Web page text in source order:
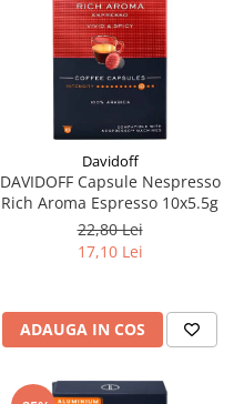
Davidoff
DAVIDOFF Capsule Nespresso
Rich Aroma Espresso 10x5.5g
22,80 Lei
17,10 Lei
ADAUGA IN COS